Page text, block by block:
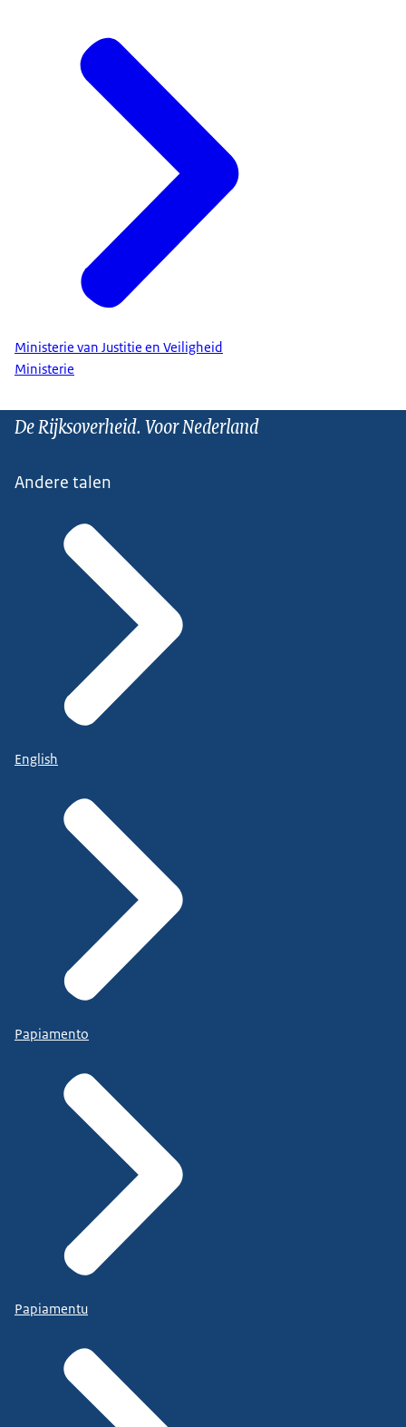
Ministerie van Justitie en Veiligheid
Ministerie
De Rijksoverheid. Voor Nederland
Andere talen
English
Papiamento
Papiamentu